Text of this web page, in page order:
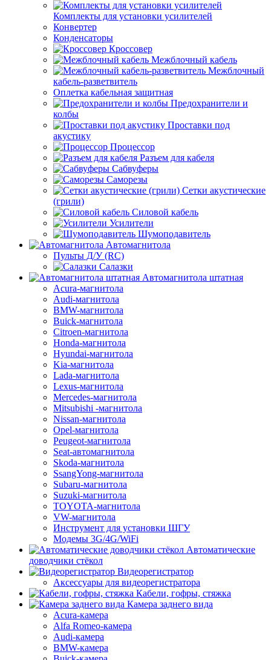
Комплекты для установки усилителей
Конвертер
Конденсаторы
Кроссовер
Межблочный кабель
Межблочный
кабель-разветвитель
Оплетка кабельная защитная
Предохранители и
колбы
Проставки под
акустику
Процессор
Разъем для кабеля
Сабвуферы
Саморезы
Сетки акустические
(грили)
Силовой кабель
Усилители
Шумоподавитель
Автомагнитола
Пульты Д/У (RC)
Салазки
Автомагнитола штатная
Acura-магнитола
Audi-магнитола
BMW-магнитола
Buick-магнитола
Citroen-магнитола
Honda-магнитола
Hyundai-магнитола
Kia-магнитола
Lada-магнитола
Lexus-магнитола
Mercedes-магнитола
Mitsubishi -магнитола
Nissan-магнитола
Opel-магнитола
Peugeot-магнитола
Seat-автомагнитола
Skoda-магнитола
SsangYong-магнитола
Subaru-магнитола
Suzuki-магнитола
TOYOTA-магнитола
VW-магнитола
Инструмент для установки ШГУ
Модемы 3G/4G/WiFi
Автоматические
доводчики стёкол
Видеорегистратор
Аксессуары для видеорегистратора
Кабели, гофры, стяжка
Камера заднего вида
Acura-камера
Alfa Romeo-камера
Audi-камера
BMW-камера